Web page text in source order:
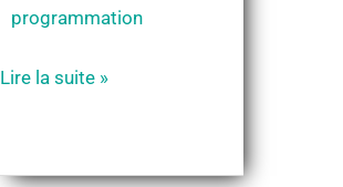
programmation
Le
Lire la suite »